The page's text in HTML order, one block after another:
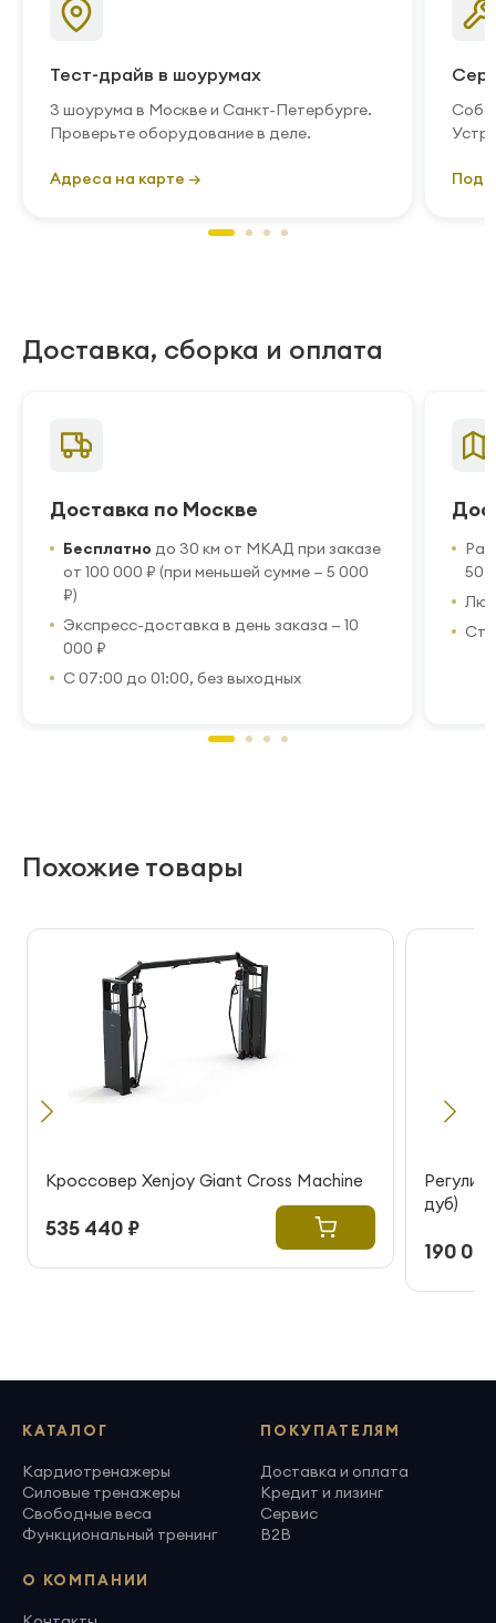
Тест-драйв в шоурумах
3 шоурума в Москве и Санкт-Петербурге.
Проверьте оборудование в деле.
Адреса на карте →
Доставка, сборка и оплата
Доставка по Москве
Бесплатно до 30 км от МКАД при заказе
от 100 000 ₽ (при меньшей сумме — 5 000
₽)
Экспресс-доставка в день заказа — 10
000 ₽
С 07:00 до 01:00, без выходных
50
Похожие товары
Кроссовер Xenjoy Giant Cross Machine
535 440 ₽
дуб)
190
КАТАЛОГ
Кардиотренажеры
Силовые тренажеры
Свободные веса
Функциональный тренинг
ПОКУПАТЕЛЯМ
Доставка и оплата
Кредит и лизинг
Сервис
B2B
О КОМПАНИИ